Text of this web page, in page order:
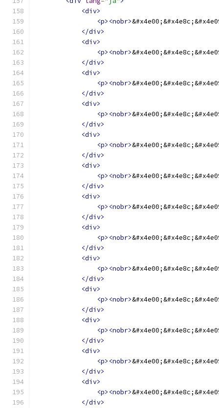
<div>
<p><nobr>
</div>
<div>
<p><nobr>
</div>
<div>
<p><nobr>
</div>
<div>
<p><nobr>
</div>
<div>
<p><nobr>
</div>
<div>
<p><nobr>
</div>
<div>
<p><nobr>
</div>
<div>
<p><nobr>
</div>
<div>
<p><nobr>
</div>
<div>
<p><nobr>
</div>
<div>
<p><nobr>
</div>
<div>
<p><nobr>
</div>
<div>
<p><nobr>
</div>